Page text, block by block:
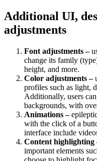
Additional UI,
adjustments
Font adjustments –
change its family
height, and more.
Color adjustments –
profiles such as light,
Additionally, users
backgrounds, with
Animations –
with the click of a
interface include
Content highlighting
important elements